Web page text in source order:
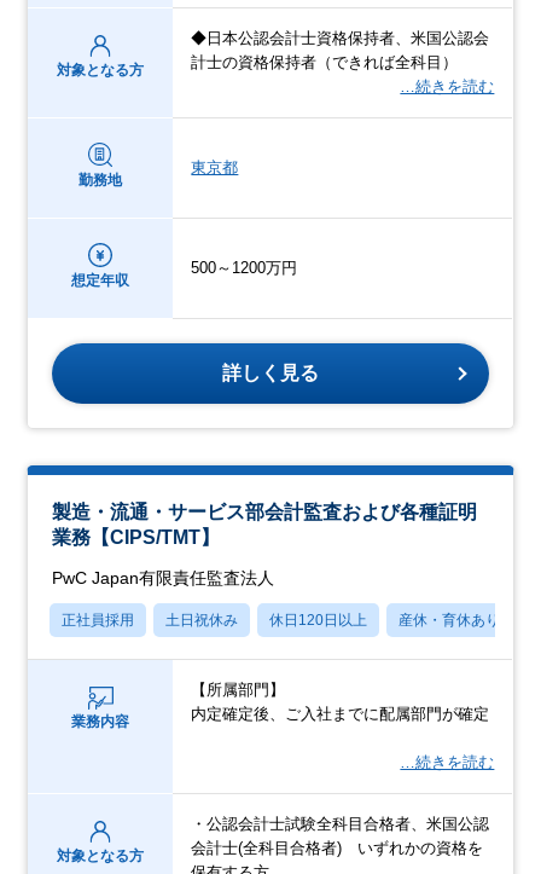
対象となる方
◆日本公認会計士資格保持者、米国公認会
計士の資格保持者（できれば全科目）
…続きを読む
勤務地
東京都
想定年収
500～1200万円
詳しく見る
製造・流通・サービス部会計監査および各種証明
業務【CIPS/TMT】
PwC Japan有限責任監査法人
正社員採用 土日祝休み 休日120日以上 産休・育休あり
業務内容
【所属部門】
内定確定後、ご入社までに配属部門が確定
…続きを読む
対象となる方
・公認会計士試験全科目合格者、米国公認
会計士(全科目合格者) いずれかの資格を